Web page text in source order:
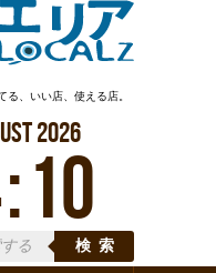
、いい店、使える店。
2026
:11
検索